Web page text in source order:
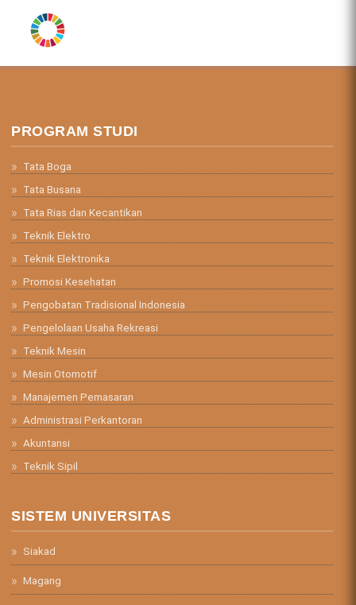
ring.png
PROGRAM STUDI
Tata Boga
Tata Busana
Tata Rias dan Kecantikan
Teknik Elektro
Teknik Elektronika
Promosi Kesehatan
Pengobatan Tradisional Indonesia
Pengelolaan Usaha Rekreasi
Teknik Mesin
Mesin Otomotif
Manajemen Pemasaran
Administrasi Perkantoran
Akuntansi
Teknik Sipil
SISTEM UNIVERSITAS
Siakad
Magang